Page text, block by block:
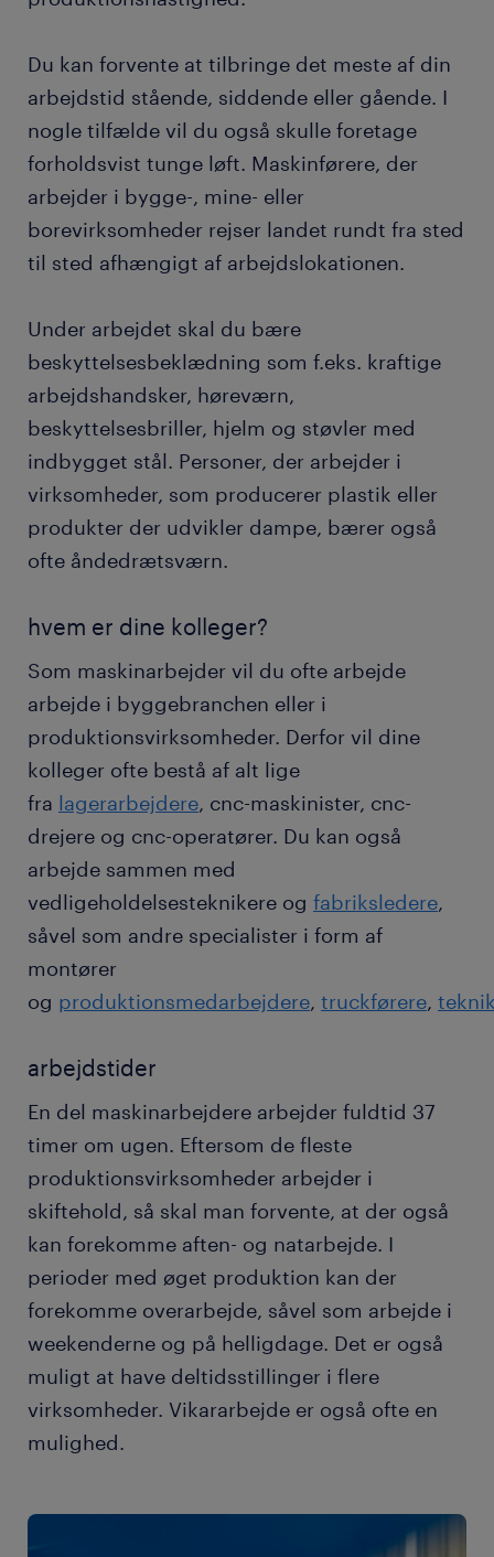
Du kan forvente at tilbringe det meste af din
arbejdstid stående, siddende eller gående. I
nogle tilfælde vil du også skulle foretage
forholdsvist tunge løft. Maskinførere, der
arbejder i bygge-, mine- eller
borevirksomheder rejser landet rundt fra sted
til sted afhængigt af arbejdslokationen.
Under arbejdet skal du bære
beskyttelsesbeklædning som f.eks. kraftige
arbejdshandsker, høreværn,
beskyttelsesbriller, hjelm og støvler med
indbygget stål. Personer, der arbejder i
virksomheder, som producerer plastik eller
produkter der udvikler dampe, bærer også
ofte åndedrætsværn.
hvem er dine kolleger?
Som maskinarbejder vil du ofte arbejde
arbejde i byggebranchen eller i
produktionsvirksomheder. Derfor vil dine
kolleger ofte bestå af alt lige
fra lagerarbejdere, cnc-maskinister, cnc-
drejere og cnc-operatører. Du kan også
arbejde sammen med
vedligeholdelsesteknikere og fabriksledere,
såvel som andre specialister i form af
montører
og produktionsmedarbejdere, truckførere,
arbejdstider
En del maskinarbejdere arbejder fuldtid 37
timer om ugen. Eftersom de fleste
produktionsvirksomheder arbejder i
skiftehold, så skal man forvente, at der også
kan forekomme aften- og natarbejde. I
perioder med øget produktion kan der
forekomme overarbejde, såvel som arbejde i
weekenderne og på helligdage. Det er også
muligt at have deltidsstillinger i flere
virksomheder. Vikararbejde er også ofte en
mulighed.